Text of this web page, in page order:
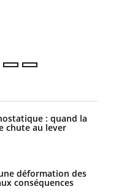
: quand la
chute au lever
déformation des
conséquences